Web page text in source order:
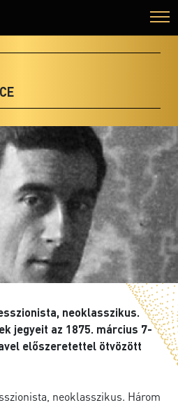
neoklasszikus.
jegyeit az 1875. március 7-
előszeretettel ötvözött
neoklasszikus. Három